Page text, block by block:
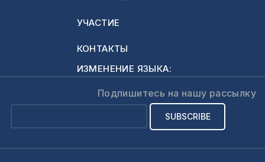
УЧАСТИЕ
КОНТАКТЫ
ИЗМЕНЕНИЕ ЯЗЫКА:
Подпишитесь на нашу рассылку